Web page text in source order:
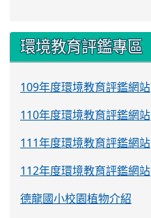
環境教育評鑑專區
109年度環境教育評鑑網站
110年度環境教育評鑑網站
111年度環境教育評鑑網站
112年度環境教育評鑑網站
德龍國小校園植物介紹